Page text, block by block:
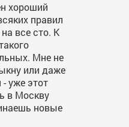
хороший
правил
все сто. К
Мне не
или даже
- уже этот
в Москву
новые